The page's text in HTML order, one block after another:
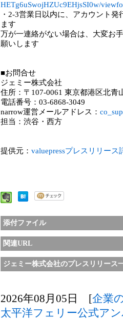
HETg6uSwojHZUc9EHjsSI0w/
・2-3営業日以内に、アカウント
ます
万が一連絡がない場合は、大変お
願いします
■お問合せ
ジェミー株式会社
住所：〒107-0061 東京都港区北青
電話番号：03-6868-3049
narrow運営メールアドレス：
担当：渋谷・西方
提供元： valuepressプレスリリース
添付ファイル
関連URL
ジェミー株式会社のプレスリリース
2026年08月05日 [企業
太平洋フェリー公式ア